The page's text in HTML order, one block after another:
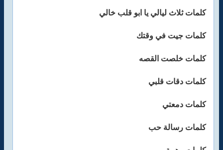
كلمات ثلاث ليالي يا ابو قلب خالي
كلمات جيت في وقتك
كلمات خلصت القصه
كلمات دقات قلبي
كلمات دمعتي
كلمات رسالة حب